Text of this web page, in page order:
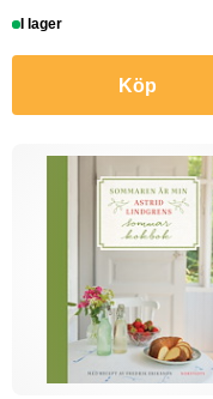
I lager
Köp